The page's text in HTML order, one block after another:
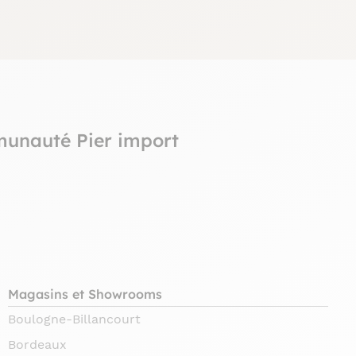
Pier import
Magasins et Showrooms
Boulogne-Billancourt
Bordeaux